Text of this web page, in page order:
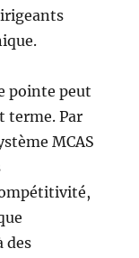
pointe peut
terme. Par
MCAS
des